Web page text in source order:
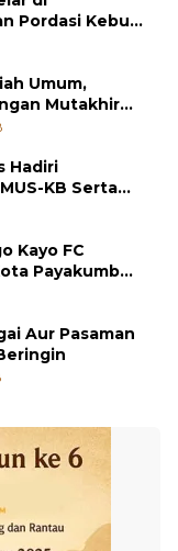
Pordasi Kebut
Umum,
Mutakhir
Hadiri
Kayo FC
Payakumbuh
Aur Pasaman